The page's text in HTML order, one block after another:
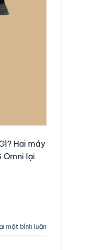
Hai máy
Omni lại
một bình luận